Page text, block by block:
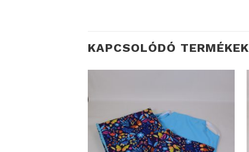
KAPCSOLÓDÓ TERMÉKEK